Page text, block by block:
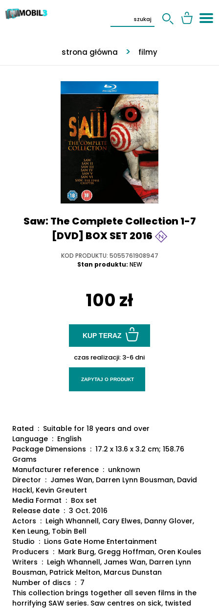
strona główna filmy
Saw: The Complete Collection 1-7
[DVD] BOX SET 2016
KOD PRODUKTU: 5055761908947
Stan produktu: NEW
100 zł
KUP TERAZ
czas realizacji: 3-6 dni
ZAPYTAJ O PRODUKT
Rated ‏ : ‎ Suitable for 18 years and over
Language ‏ : ‎ English
Package Dimensions ‏ : ‎ 17.2 x 13.6 x 3.2 cm; 158.76
Grams
Manufacturer reference ‏ : ‎ unknown
Director ‏ : ‎ James Wan, Darren Lynn Bousman, David
Hackl, Kevin Greutert
Media Format ‏ : ‎ Box set
Release date ‏ : ‎ 3 Oct. 2016
Actors ‏ : ‎ Leigh Whannell, Cary Elwes, Danny Glover,
Ken Leung, Tobin Bell
Studio ‏ : ‎ Lions Gate Home Entertainment
Producers ‏ : ‎ Mark Burg, Gregg Hoffman, Oren Koules
Writers ‏ : ‎ Leigh Whannell, James Wan, Darren Lynn
Bousman, Patrick Melton, Marcus Dunstan
Number of discs ‏ : ‎ 7
This collection brings together all seven films in the
horrifying SAW series. Saw centres on sick, twisted